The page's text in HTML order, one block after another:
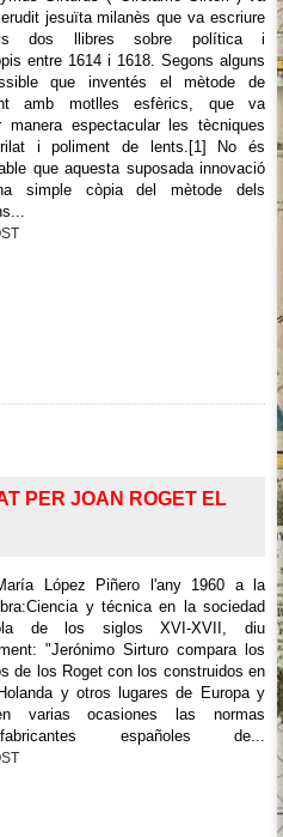
jesuïta milanès que va escriure
dos llibres sobre política i
entre 1614 i 1618. Segons alguns
que inventés el mètode de
amb motlles esfèrics, que va
manera espectacular les tècniques
i poliment de lents.[1] No és
que aquesta suposada innovació
simple còpia del mètode dels
PER JOAN ROGET EL
López Piñero l'any 1960 a la
y técnica en la sociedad
de los siglos XVI-XVII, diu
"Jerónimo Sirturo compara los
de los Roget con los construidos en
y otros lugares de Europa y
varias ocasiones las normas
españoles de...